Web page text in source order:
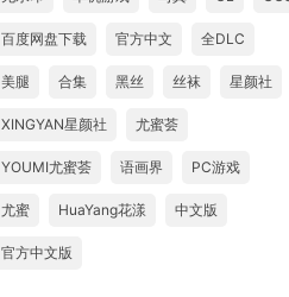
百度网盘下载 官方中文 全DLC
美腿 合集 黑丝 丝袜 星颜社
XINGYAN星颜社 尤蜜荟
YOUMI尤蜜荟 语画界 PC游戏
尤蜜 HuaYang花漾 中文版
官方中文版